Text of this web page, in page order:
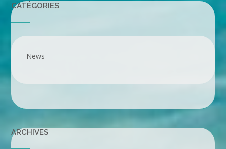
CATÉGORIES
News
ARCHIVES